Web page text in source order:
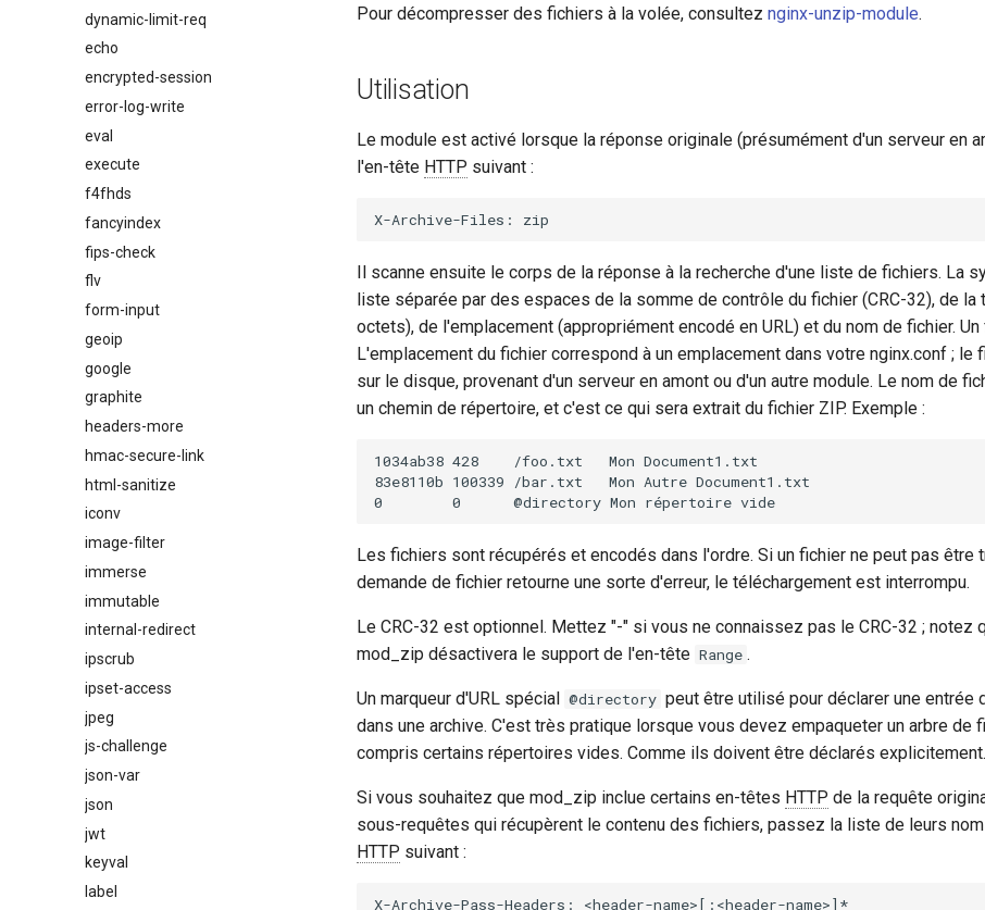
dynamic-limit-req
echo
encrypted-session
error-log-write
eval
execute
f4fhds
fancyindex
fips-check
flv
form-input
geoip
google
graphite
headers-more
hmac-secure-link
html-sanitize
iconv
image-filter
immerse
immutable
internal-redirect
ipscrub
ipset-access
jpeg
js-challenge
json-var
json
jwt
keyval
label
Pour décompresser des fichiers à la volée, consultez nginx-unzip-module.
Utilisation
Le module est activé lorsque la réponse originale (présumément d'un serveur en
l'en-tête HTTP suivant :
Il scanne ensuite le corps de la réponse à la recherche d'une liste de fichiers. La
liste séparée par des espaces de la somme de contrôle du fichier (CRC-32), de la
octets), de l'emplacement (appropriément encodé en URL) et du nom de fichier. Un
L'emplacement du fichier correspond à un emplacement dans votre nginx.conf ; le
sur le disque, provenant d'un serveur en amont ou d'un autre module. Le nom de
un chemin de répertoire, et c'est ce qui sera extrait du fichier ZIP. Exemple :
1034ab38 428    /foo.txt   Mon Document1.txt
83e8110b 100339 /bar.txt   Mon Autre Document1.txt
Les fichiers sont récupérés et encodés dans l'ordre. Si un fichier ne peut pas être
demande de fichier retourne une sorte d'erreur, le téléchargement est interrompu.
Le CRC-32 est optionnel. Mettez "-" si vous ne connaissez pas le CRC-32 ; notez
mod_zip désactivera le support de l'en-tête Range .
Un marqueur d'URL spécial @directory peut être utilisé pour déclarer une entrée
dans une archive. C'est très pratique lorsque vous devez empaqueter un arbre de
compris certains répertoires vides. Comme ils doivent être déclarés explicitement.
Si vous souhaitez que mod_zip inclue certains en-têtes HTTP de la requête
sous-requêtes qui récupèrent le contenu des fichiers, passez la liste de leurs
HTTP suivant :